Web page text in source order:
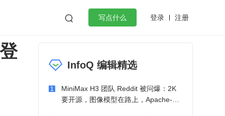
 写点什么 登录 注册
工作
微服务架构 flutter
InfoQ 编辑精选
1
MiniMax H3 团队 Reddit 被问爆：2K
要开源，图像模型在路上，Apache-2.0